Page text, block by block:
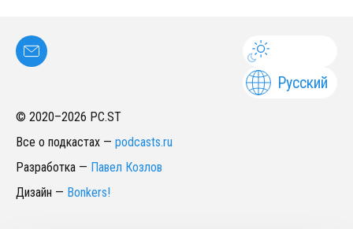
Русский
© 2020–2026 PC.ST
Все о подкастах — podcasts.ru
Разработка — Павел Козлов
Дизайн — Bonkers!